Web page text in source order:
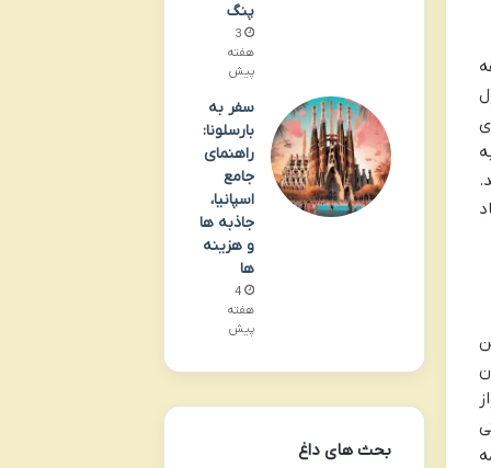
پنگ
3
هفته
پیش
سفر به
بارسلونا:
راهنمای
جامع
اسپانیا،
جاذبه ها
و هزینه
ها
4
هفته
پیش
بحث های داغ